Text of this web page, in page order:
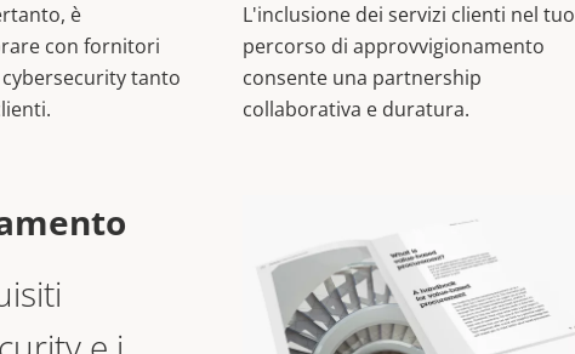
è
con fornitori
tanto
L'inclusione dei servizi clienti nel tuo
percorso di approvvigionamento
consente una partnership
collaborativa e duratura.